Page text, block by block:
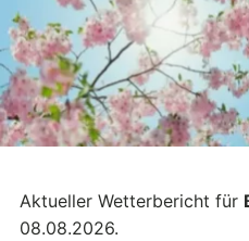
Aktueller Wetterbericht für
08.08.2026.